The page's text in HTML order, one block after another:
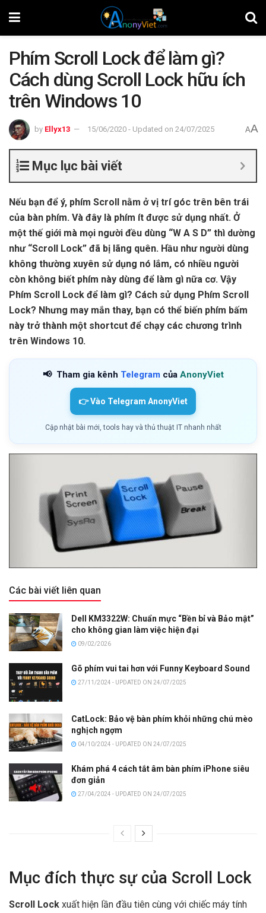
Phím Scroll Lock để làm gì?
Cách dùng Scroll Lock hữu ích
trên Windows 10
by Ellyx13 15/06/2020 - Updated on 24/07/2025 AA
Mục lục bài viết
Nếu bạn để ý, phím Scroll nằm ở vị trí góc trên bên trái
của bàn phím. Và đây là phím ít được sử dụng nhất. Ở
một thế giới mà mọi người đều dùng “W A S D” thì dường
như “Scroll Lock” đã bị lãng quên. Hầu như người dùng
không thường xuyên sử dụng nó lắm, có nhiều người
còn không biết phím này dùng để làm gì nữa cơ. Vậy
Phím Scroll Lock để làm gì? Cách sử dụng Phím Scroll
Lock? Nhưng may mắn thay, bạn có thể biến phím bấm
này trở thành một shortcut để chạy các chương trình
trên Windows 10.
📢 Tham gia kênh Telegram của AnonyViet
👉 Vào Telegram AnonyViet
Cập nhật bài mới, tools hay và thủ thuật IT nhanh nhất
Các bài viết liên quan
Dell KM3322W: Chuẩn mực “Bền bỉ và Bảo mật”
cho không gian làm việc hiện đại
09/02/2026
Gõ phím vui tai hơn với Funny Keyboard Sound
27/11/2024 - UPDATED ON 24/07/2025
CatLock: Bảo vệ bàn phím khỏi những chú mèo
nghịch ngợm
04/10/2024 - UPDATED ON 24/07/2025
Khám phá 4 cách tắt âm bàn phím iPhone siêu
đơn giản
27/04/2024 - UPDATED ON 24/07/2025
Mục đích thực sự của Scroll Lock
Scroll Lock xuất hiện lần đầu tiên cùng với chiếc máy tính